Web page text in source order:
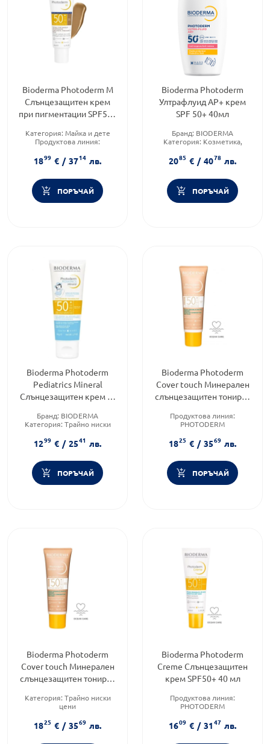
Bioderma Photoderm M
Слънцезащитен крем
при пигментации SPF50+
Категория: Майка и дете
Продуктова линия:
Слънцезащитен фактор:
50
1899 € / 3714 лв.
ПОРЪЧАЙ
Bioderma Photoderm
Ултрафлуид АР+ крем
SPF 50+ 40мл
Бранд: BIODERMA
Категория: Козметика,
Продуктова линия:
PHOTODERM
2085 € / 4078 лв.
ПОРЪЧАЙ
Bioderma Photoderm
Pediatrics Mineral
Слънцезащитен крем за
гр
Бранд: BIODERMA
Категория: Трайно ниски
Форма на продукта:крем
1299 € / 2541 лв.
ПОРЪЧАЙ
Bioderma Photoderm
Cover touch Минерален
слънцезащитен тониран
40 гр
Продуктова линия:
PHOTODERM
Дермокозметика
Форма на продукта:крем
1825 € / 3569 лв.
ПОРЪЧАЙ
Bioderma Photoderm
Cover touch Минерален
слънцезащитен тониран
40 гр
Категория: Трайно ниски
цени
PHOTODERM
Тип продукт:
Крем
1825 € / 3569 лв.
Bioderma Photoderm
Creme Слънцезащитен
крем SPF50+ 40 мл
Продуктова линия:
PHOTODERM
Форма на продукта:крем
1609 € / 3147 лв.